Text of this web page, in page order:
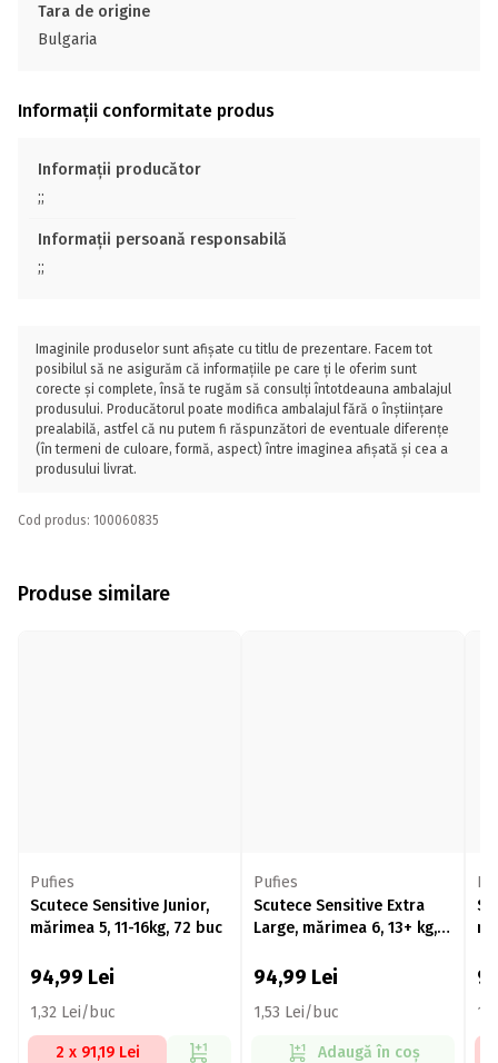
Tara de origine
Bulgaria
Informații conformitate produs
Informații producător
;;
Informații persoană responsabilă
;;
Imaginile produselor sunt afișate cu titlu de prezentare. Facem tot
posibilul să ne asigurăm că informațiile pe care ți le oferim sunt
corecte și complete, însă te rugăm să consulți întotdeauna ambalajul
produsului. Producătorul poate modifica ambalajul fără o înștiințare
prealabilă, astfel că nu putem fi răspunzători de eventuale diferențe
(în termeni de culoare, formă, aspect) între imaginea afișată și cea a
produsului livrat.
Cod produs: 100060835
Produse similare
Pufies
Scutece Sensitive Junior,
mărimea 5, 11-16kg, 72 buc
94,99 Lei
1,32 Lei/buc
2 x 91,19 Lei
Pufies
Scutece Sensitive Extra
Large, mărimea 6, 13+ kg,
94,99 Lei
1,53 Lei/buc
Adaugă în coș